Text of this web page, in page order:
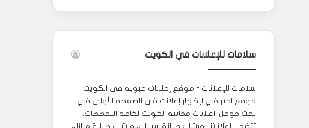
سلامات للإعلانات في الكويت
سلامات للإعلانات - موقع إعلانات مبوبة في الكويت،
موقع احترافي لإظهار إعلانك في الصفحة الأولى في
بحث جوجل. اعلانات مجانية الكويت لكافة التخصصات.
تتضمن إعلاناتنا: ورشات صيانة سيارات، ورشات صيانة منازل،